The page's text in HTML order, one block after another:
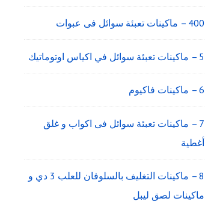
400 – ماكينات تعبئة سوائل فى عبوات
5 – ماكينات تعبئة سوائل في اكياس اوتوماتيك
6 – ماكينات فاكيوم
7 – ماكينات تعبئة سوائل فى اكواب و غلق
أغطية
8 – ماكينات التغليف بالسلوفان للعلب 3 دي و
ماكينات لصق ليبل